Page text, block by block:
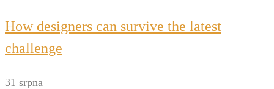
How designers can survive the latest
challenge
31 srpna